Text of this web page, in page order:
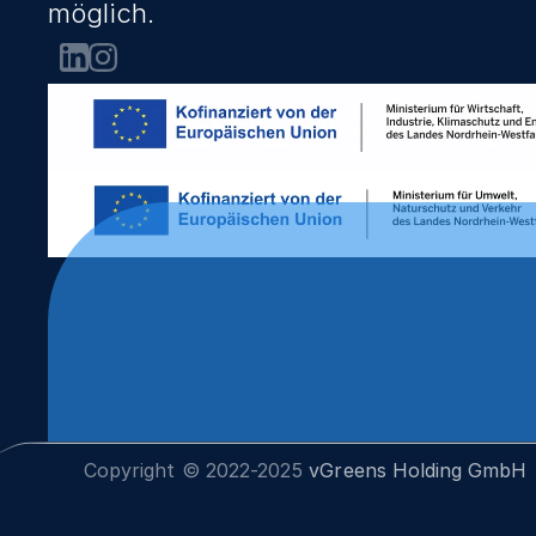
möglich.
Copyright © 2022-2025 vGreens Holding GmbH